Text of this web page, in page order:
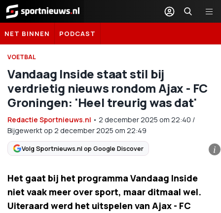
Sportnieuws.nl
NET BINNEN PODCAST
VOETBAL
Vandaag Inside staat stil bij
verdrietig nieuws rondom Ajax - FC
Groningen: 'Heel treurig was dat'
Redactie Sportnieuws.nl • 2 december 2025 om 22:40 /
Bijgewerkt op 2 december 2025 om 22:49
Volg Sportnieuws.nl op Google Discover i
Het gaat bij het programma Vandaag Inside
niet vaak meer over sport, maar ditmaal wel.
Uiteraard werd het uitspelen van Ajax - FC